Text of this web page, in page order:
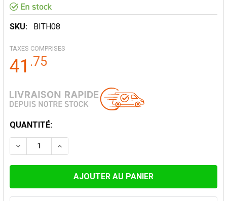
SKU: BITH08
TAXES COMPRISES
41 .75
STOCK
ACTUEL:
QUANTITÉ:
DIMINUER LA QUANTITÉ DE HORIZONTAL EMBOUT Ø
AUGMENTER LA QUANTITÉ DE